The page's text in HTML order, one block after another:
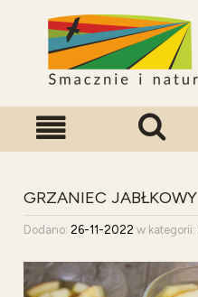
GRZANIEC JABŁKOWY
Dodano: 26-11-2022 w kategorii: